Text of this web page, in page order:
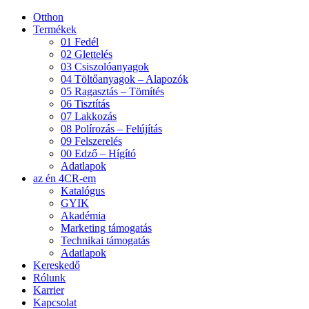
Otthon
Termékek
01 Fedél
02 Glettelés
03 Csiszolóanyagok
04 Töltőanyagok – Alapozók
05 Ragasztás – Tömítés
06 Tisztítás
07 Lakkozás
08 Polírozás – Felújítás
09 Felszerelés
00 Edző – Hígító
Adatlapok
az én 4CR-em
Katalógus
GYIK
Akadémia
Marketing támogatás
Technikai támogatás
Adatlapok
Kereskedő
Rólunk
Karrier
Kapcsolat